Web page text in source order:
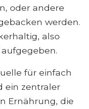
oder andere
werden.
also
für einfach
ein zentraler
Ernährung, die